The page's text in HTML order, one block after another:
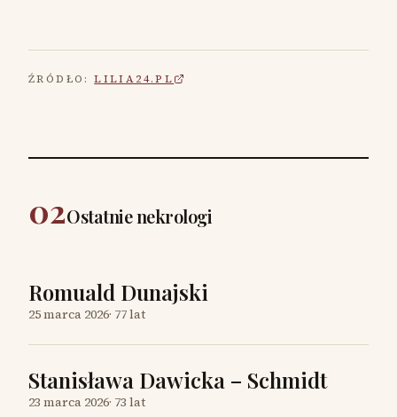
ŹRÓDŁO: LILIA24.PL
02Ostatnie nekrologi
Romuald Dunajski
25 marca 2026· 77 lat
Stanisława Dawicka – Schmidt
23 marca 2026· 73 lat